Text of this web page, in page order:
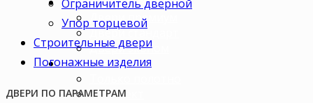
Двери премиум
Двери стандарт
Двери эконом
Комплектация
Комплект
Ограничитель дверной
Упор торцевой
Строительные двери
Погонажные изделия
ДВЕРИ ПО ПАРАМЕТРАМ